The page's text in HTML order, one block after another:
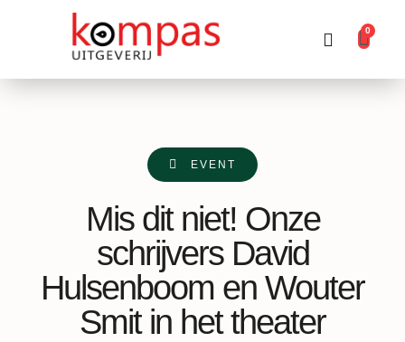
0
EVENT
Mis dit niet! Onze
schrijvers David
Hulsenboom en Wouter
Smit in het theater